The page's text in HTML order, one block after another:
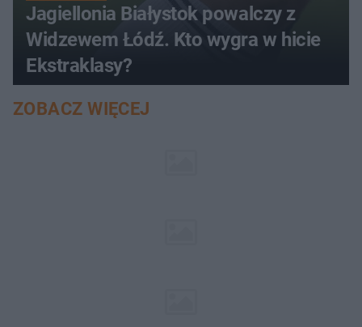
Jagiellonia Białystok powalczy z
Widzewem Łódź. Kto wygra w hicie
Ekstraklasy?
ZOBACZ WIĘCEJ